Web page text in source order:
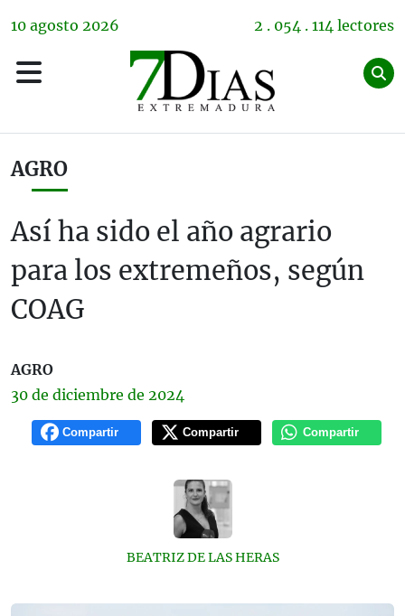
10 agosto 2026 2 . 054 . 114 lectores
AGRO
Así ha sido el año agrario
para los extremeños, según
COAG
AGRO
30 de diciembre de 2024
Compartir Compartir Compartir
BEATRIZ DE LAS HERAS